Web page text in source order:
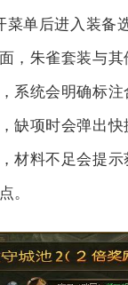
菜单后进入装备
，朱雀套装与
系统会明确标注
缺项时会弹出
材料不足会提
。